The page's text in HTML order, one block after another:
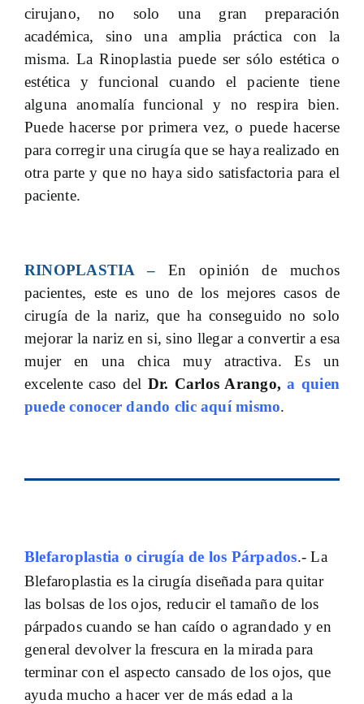
cirujano, no solo una gran preparación
académica, sino una amplia práctica con la
misma. La Rinoplastia puede ser sólo estética o
estética y funcional cuando el paciente tiene
alguna anomalía funcional y no respira bien.
Puede hacerse por primera vez, o puede hacerse
para corregir una cirugía que se haya realizado en
otra parte y que no haya sido satisfactoria para el
paciente.
RINOPLASTIA –
En opinión de muchos
pacientes, este es uno de los mejores casos de
cirugía de la nariz, que ha conseguido no solo
mejorar la nariz en si, sino llegar a convertir a esa
mujer en una chica muy atractiva. Es un
excelente caso del Dr. Carlos Arango,a quien
puede conocer dando clic aquí mismo.
Blefaroplastia o cirugía de los Párpados.- La
Blefaroplastia es la cirugía diseñada para quitar
las bolsas de los ojos, reducir el tamaño de los
párpados cuando se han caído o agrandado y en
general devolver la frescura en la mirada para
terminar con el aspecto cansado de los ojos, que
ayuda mucho a hacer ver de más edad a la